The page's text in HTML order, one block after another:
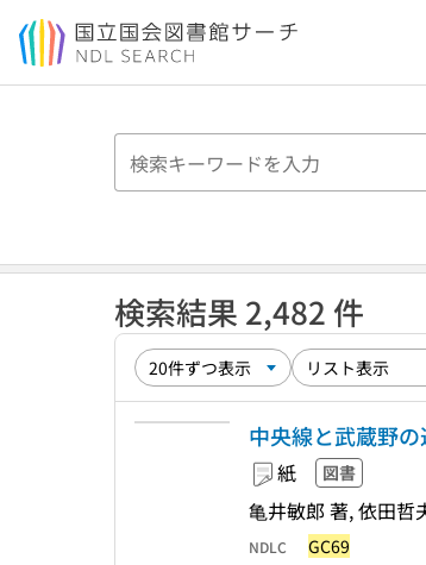
本文へ移動
検索結果 2,482 件
中央線と武蔵野
紙 図書
亀井敏郎 著, 依田哲
NDLC GC69